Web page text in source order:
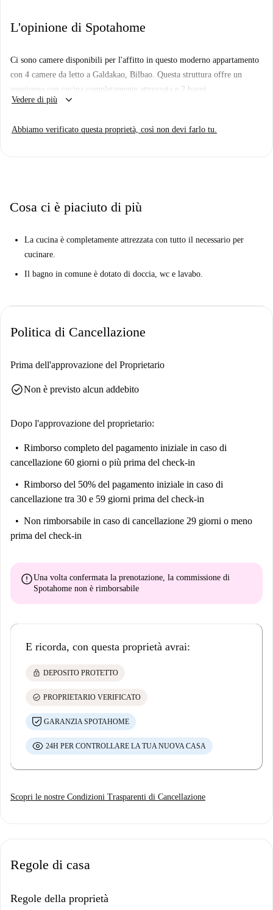
L'opinione di Spotahome
Ci sono camere disponibili per l'affitto in questo moderno appartamento
con 4 camere da letto a Galdakao, Bilbao. Questa struttura offre un
soggiorno con cucina completamente attrezzata e 2 bagni.
Vedere di più
keyboard_arrow_down
Abbiamo verificato questa proprietà, così non devi farlo tu.
Cosa ci è piaciuto di più
La cucina è completamente attrezzata con tutto il necessario per
cucinare.
Il bagno in comune è dotato di doccia, wc e lavabo.
Politica di Cancellazione
Prima dell'approvazione del Proprietario
check_circleNon è previsto alcun addebito
Dopo l'approvazione del proprietario:
Rimborso completo del pagamento iniziale in caso di
cancellazione 60 giorni o più prima del check-in
Rimborso del 50% del pagamento iniziale in caso di
cancellazione tra 30 e 59 giorni prima del check-in
Non rimborsabile in caso di cancellazione 29 giorni o meno
prima del check-in
errorUna volta confermata la prenotazione, la commissione di
Spotahome non è rimborsabile
E ricorda, con questa proprietà avrai:
lock DEPOSITO PROTETTO
check_circle PROPRIETARIO VERIFICATO
GARANZIA SPOTAHOME
24H PER CONTROLLARE LA TUA NUOVA CASA
Scopri le nostre Condizioni Trasparenti di Cancellazione
Regole di casa
Regole della proprietà